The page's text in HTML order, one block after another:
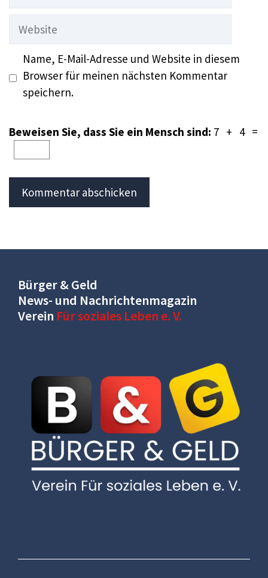
Website
Name, E-Mail-Adresse und Website in diesem
Browser für meinen nächsten Kommentar
speichern.
Beweisen Sie, dass Sie ein Mensch sind: 7 + 4 =
Bürger & Geld
News- und Nachrichtenmagazin
Verein Für soziales Leben e. V.